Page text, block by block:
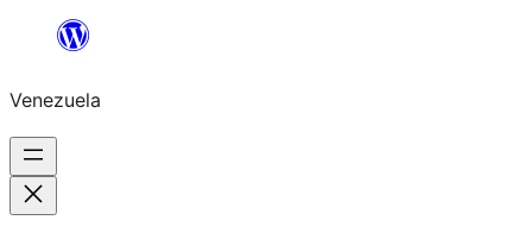
Saltar
contenido
Venezuela